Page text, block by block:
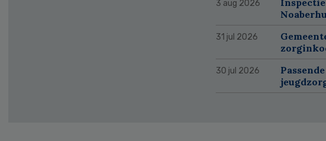
3 aug 2026
31 jul 2026
30 jul 2026